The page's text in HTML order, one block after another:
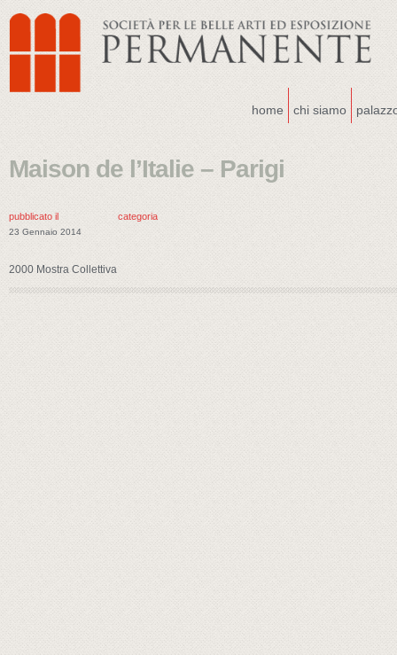
home chi siamo
Maison de l’Italie – Parigi
pubblicato il
23 Gennaio 2014
categoria
2000 Mostra Collettiva